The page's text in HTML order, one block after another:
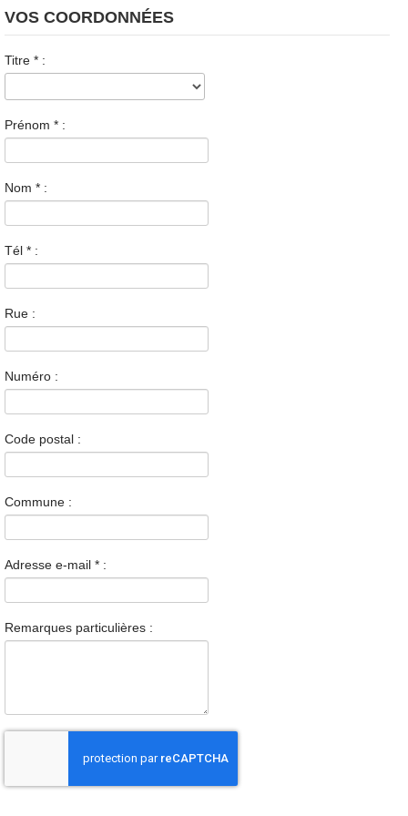
VOS COORDONNÉES
Titre * :
Prénom * :
Nom * :
Tél * :
Rue :
Numéro :
Code postal :
Commune :
Adresse e-mail * :
Remarques particulières :